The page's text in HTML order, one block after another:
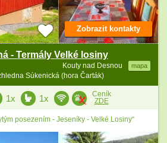
- Termály Velké losiny
Kouty nad Desnou mapa
Súkenická (hora Čarták)
Zobrazit kontakty
1x 1x
Ceník
ZDE
posezením - Jeseníky - Velké Losiny“